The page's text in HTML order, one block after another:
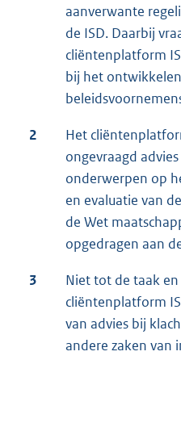
aanverwante
de ISD. Daarbij
cliëntenplatform
bij het
2
Het
ongevraagd
onderwerpen op
en evaluatie van
de Wet
opgedragen aan
3
Niet tot de taak
cliëntenplatform
van advies bij
andere zaken van